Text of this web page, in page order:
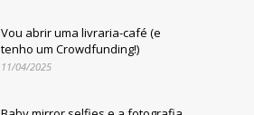
Vou abrir uma livraria-café (e
tenho um Crowdfunding!)
11/04/2025